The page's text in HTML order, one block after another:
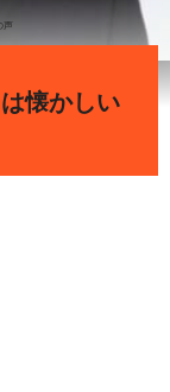
声
懐かしい